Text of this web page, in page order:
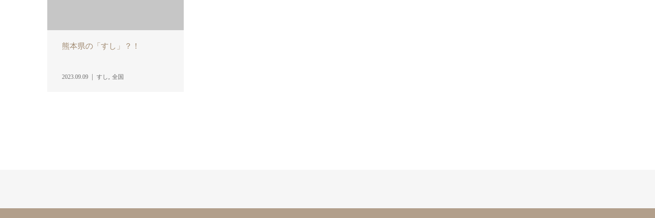
熊本県の「すし」？！
2023.09.09 すし , 全国